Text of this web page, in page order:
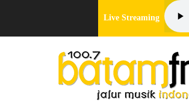
Live Streaming